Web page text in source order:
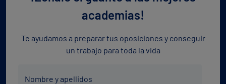
academias!
Te ayudamos a preparar tus oposiciones y conseguir
un trabajo para toda la vida
Nombre y apellidos